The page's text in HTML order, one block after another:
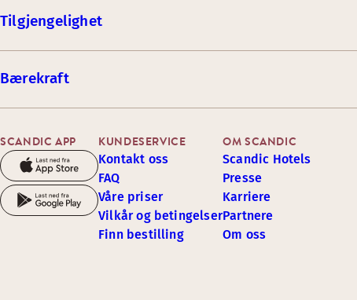
Tilgjengelighet
Bærekraft
SCANDIC APP KUNDESERVICE
Kontakt oss
FAQ
Våre priser
Vilkår og betingelser
Finn bestilling
OM SCANDIC
Scandic Hotels
Presse
Karriere
Partnere
Om oss